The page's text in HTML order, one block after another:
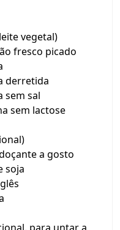
vegetal)
fresco picado
derretida
sem sal
sem lactose
a gosto
soja